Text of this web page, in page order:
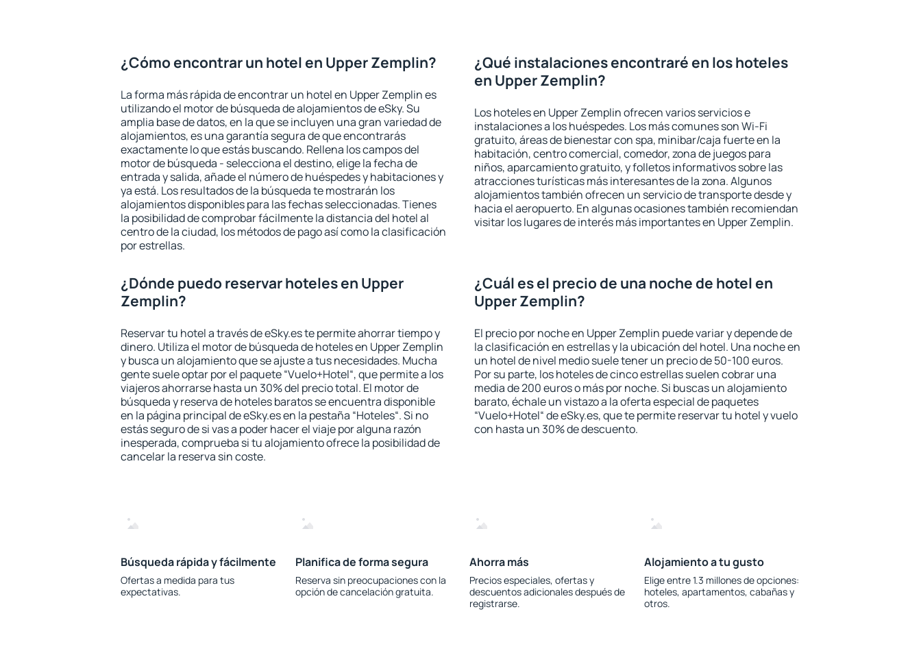
¿Cómo encontrar un hotel en Upper Zemplin?
La forma más rápida de encontrar un hotel en Upper Zemplin es
utilizando el motor de búsqueda de alojamientos de eSky. Su
amplia base de datos, en la que se incluyen una gran variedad de
alojamientos, es una garantía segura de que encontrarás
exactamente lo que estás buscando. Rellena los campos del
motor de búsqueda - selecciona el destino, elige la fecha de
entrada y salida, añade el número de huéspedes y habitaciones y
ya está. Los resultados de la búsqueda te mostrarán los
alojamientos disponibles para las fechas seleccionadas. Tienes
la posibilidad de comprobar fácilmente la distancia del hotel al
centro de la ciudad, los métodos de pago así como la clasificación
por estrellas.
¿Qué instalaciones encontraré en los hoteles
en Upper Zemplin?
Los hoteles en Upper Zemplin ofrecen varios servicios e
instalaciones a los huéspedes. Los más comunes son Wi-Fi
gratuito, áreas de bienestar con spa, minibar/caja fuerte en la
habitación, centro comercial, comedor, zona de juegos para
niños, aparcamiento gratuito, y folletos informativos sobre las
atracciones turísticas más interesantes de la zona. Algunos
alojamientos también ofrecen un servicio de transporte desde y
hacia el aeropuerto. En algunas ocasiones también recomiendan
visitar los lugares de interés más importantes en Upper Zemplin.
¿Dónde puedo reservar hoteles en Upper
Zemplin?
Reservar tu hotel a través de eSky.es te permite ahorrar tiempo y
dinero. Utiliza el motor de búsqueda de hoteles en Upper Zemplin
y busca un alojamiento que se ajuste a tus necesidades. Mucha
gente suele optar por el paquete “Vuelo+Hotel“, que permite a los
viajeros ahorrarse hasta un 30% del precio total. El motor de
búsqueda y reserva de hoteles baratos se encuentra disponible
en la página principal de eSky.es en la pestaña “Hoteles“. Si no
estás seguro de si vas a poder hacer el viaje por alguna razón
inesperada, comprueba si tu alojamiento ofrece la posibilidad de
cancelar la reserva sin coste.
¿Cuál es el precio de una noche de hotel en
Upper Zemplin?
El precio por noche en Upper Zemplin puede variar y depende de
la clasificación en estrellas y la ubicación del hotel. Una noche en
un hotel de nivel medio suele tener un precio de 50-100 euros.
Por su parte, los hoteles de cinco estrellas suelen cobrar una
media de 200 euros o más por noche. Si buscas un alojamiento
barato, échale un vistazo a la oferta especial de paquetes
“Vuelo+Hotel“ de eSky.es, que te permite reservar tu hotel y vuelo
con hasta un 30% de descuento.
Búsqueda rápida y fácilmente
Ofertas a medida para tus
expectativas.
Planifica de forma segura
Reserva sin preocupaciones con la
opción de cancelación gratuita.
Ahorra más
Precios especiales, ofertas y
descuentos adicionales después de
registrarse.
Alojamiento a tu gusto
Elige entre 1.3 millones de opciones:
hoteles, apartamentos, cabañas y
otros.